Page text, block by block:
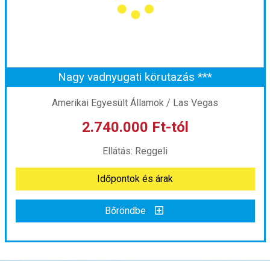
Szálláskategória:Hotel ***
Kétágyas (két különálló ágyas) szoba
Időpont: 2027-04-09 | 10 éj
már 1.790.000 Ft-tól
Időpontok és árak
Bőröndbe
Nagy vadnyugati körutazás ***
Amerikai Egyesült Államok / Las Vegas
2.740.000 Ft-tól
Ellátás: Reggeli
Időpontok és árak
Bőröndbe